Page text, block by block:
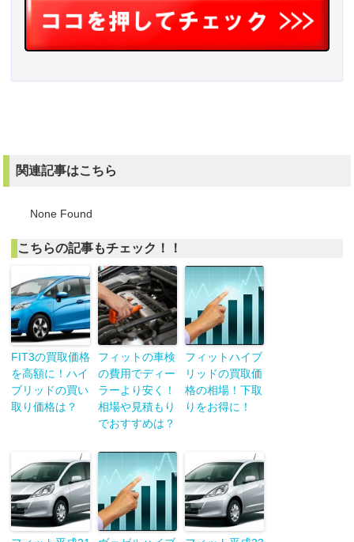
関連記事はこちら
None Found
こちらの記事もチェック！！
FIT3の買取価格
を高額に！ハイ
ブリッドの買い
取り価格は？
フィットの車検
の費用でディー
ラーより安く！
相場や見積もり
でおすすめは？
フィットハイブ
リッドの買取価
格の相場！下取
りをお得に！